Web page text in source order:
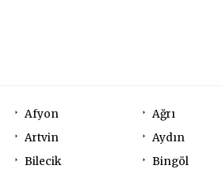
Afyon Ağrı
Artvin Aydın
Bilecik Bingöl